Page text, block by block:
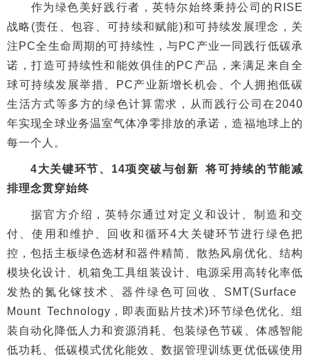
作为绿色美好践行者，英特尔始终秉持公司的RISE
战略(责任、包容、可持续和赋能)和可持续发展理念，关
注PC全生命周期的可持续性，与PC产业一同践行低碳承
诺，打造可持续性和能效俱佳的PC产品，来满足来自全
球可持续发展举措、PC产业新增长机会、个人拥抱低碳
生活方式等多方的绿色计算需求，从而践行公司在2040
年实现全球业务温室气体净零排放的承诺，造福地球上的
每一个人。
4大关键环节、14项突破与创新 将可持续的节能减
排理念贯穿始终
据官方介绍，英特尔通过对定义和设计、制造和交
付、使用和维护、回收和循环4大关键环节进行绿色把
控，包括主板绿色选材和器件精简、散热风扇优化、结构
模块化设计、机箱免工具组装设计、电源采用高转化率低
发热的氮化镓技术、器件绿色可回收、SMT(Surface
Mount Technology，即表面贴片技术)环节绿色优化、组
装自动化降低人力和资源消耗、包装绿色节碳、体感智能
低功耗、低碳模式优化能效、数据管理训练更优低碳使用